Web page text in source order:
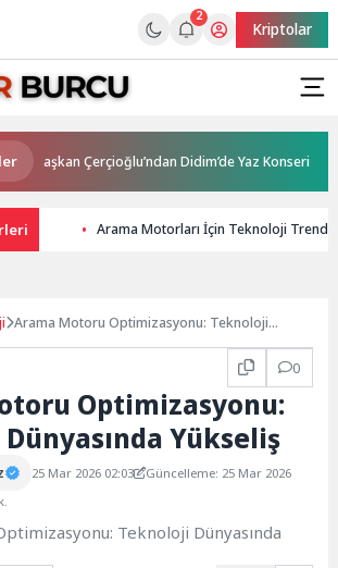
2
Kriptolar
Çerçioğlu’ndan Didim’de Yaz Konseri
Arama Motorları İçin Teknoloji
Arama Motoru Optimizasyonu: Teknoloji
0
Optimizasyonu:
Yükseliş
25 Mar 2026 02:03
Güncelleme: 25 Mar 2026